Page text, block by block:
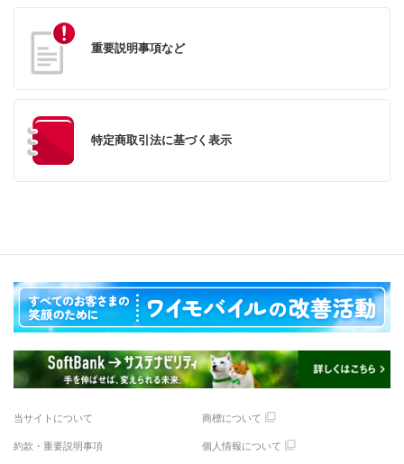
重要説明事項など
特定商取引法に基づく表示
当サイトについて 商標について
約款・重要説明事項 個人情報について